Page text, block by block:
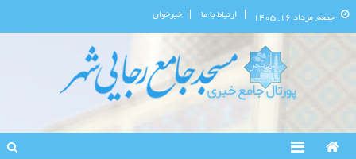
جمعه, مرداد ۱۶, ۱۴۰۵ ارتباط با ما خبرخوان
پورتال اطلاع‌رسانی مسجد جامع